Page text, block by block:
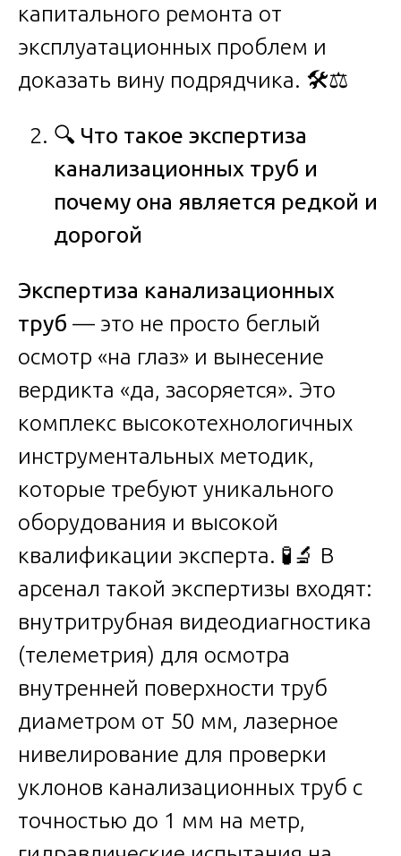
капитального ремонта от
эксплуатационных проблем и
доказать вину подрядчика. 🛠️⚖️
🔍 Что такое экспертиза
канализационных труб и
почему она является редкой и
дорогой
Экспертиза канализационных
труб — это не просто беглый
осмотр «на глаз» и вынесение
вердикта «да, засоряется». Это
комплекс высокотехнологичных
инструментальных методик,
которые требуют уникального
оборудования и высокой
квалификации эксперта. 🧪🔬 В
арсенал такой экспертизы входят:
внутритрубная видеодиагностика
(телеметрия) для осмотра
внутренней поверхности труб
диаметром от 50 мм, лазерное
нивелирование для проверки
уклонов канализационных труб с
точностью до 1 мм на метр,